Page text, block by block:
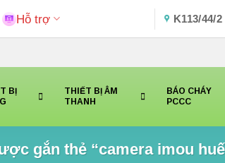
Hỗ trợ K113/44/
BỊ
THIẾT BỊ ÂM
THANH
BÁO CHÁY
PCCC
gắn thẻ “camera imou